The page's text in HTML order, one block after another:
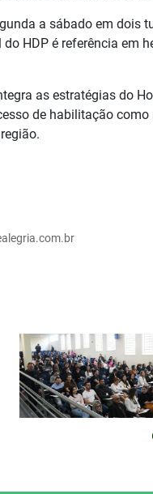
a sábado em
HDP é referência em
as estratégias do
de habilitação